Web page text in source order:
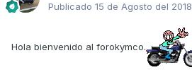
Publicado 15 de Agosto del 2018
Hola bienvenido al forokymco.